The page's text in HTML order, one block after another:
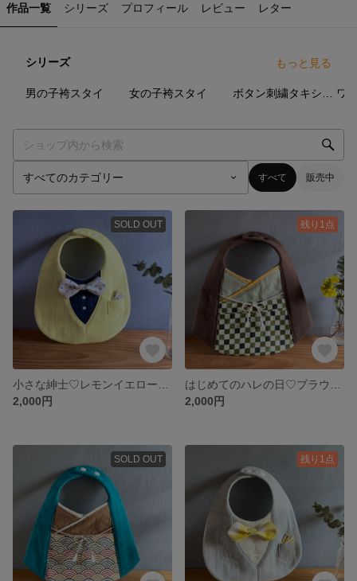
作品一覧 シリーズ プロフィール レビュー レター
シリーズ もっと見る
男の子袴スタイ 女の子袴スタイ ワ
すべて 販売中
SOLD OUT
2,000円
残り1点
2,000円
SOLD OUT 残り1点